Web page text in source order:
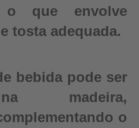
o que envolve
tosta adequada.
bebida pode ser
madeira,
o